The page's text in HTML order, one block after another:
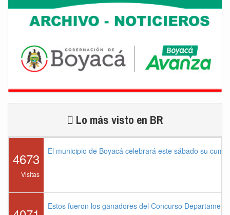
Lo más visto en BR
4673
Visitas
El municipio de Boyacá celebrará este sábado su
Estos fueron los ganadores del Concurso